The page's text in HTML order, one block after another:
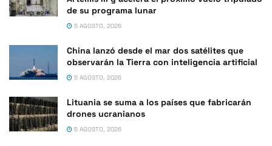
de su programa lunar
5 AGOSTO, 2026
China lanzó desde el mar dos satélites que
observarán la Tierra con inteligencia artificial
5 AGOSTO, 2026
Lituania se suma a los países que fabricarán
drones ucranianos
5 AGOSTO, 2026